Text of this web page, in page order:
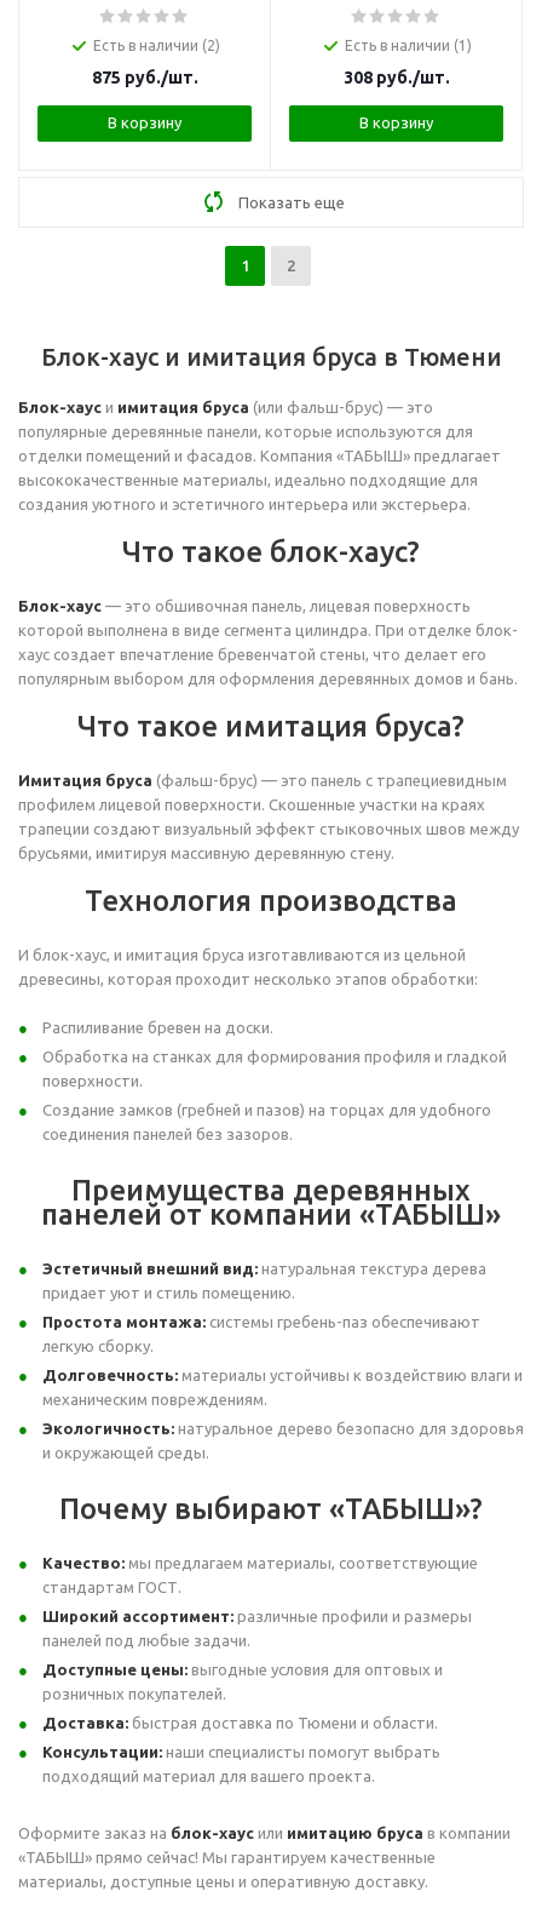
Есть в наличии (2)
875 руб./шт.
В корзину
Есть в наличии (1)
308руб./шт.
В корзину
Показать еще
1 2
Блок-хаус и имитация бруса в Тюмени
Блок-хаус и имитация бруса (или фальш-брус) — это
популярные деревянные панели, которые используются для
отделки помещений и фасадов. Компания «ТАБЫШ» предлагает
высококачественные материалы, идеально подходящие для
создания уютного и эстетичного интерьера или экстерьера.
Что такое блок-хаус?
Блок-хаус — это обшивочная панель, лицевая поверхность
которой выполнена в виде сегмента цилиндра. При отделке блок-
хаус создает впечатление бревенчатой стены, что делает его
популярным выбором для оформления деревянных домов и бань.
Что такое имитация бруса?
Имитация бруса (фальш-брус) — это панель с трапециевидным
профилем лицевой поверхности. Скошенные участки на краях
трапеции создают визуальный эффект стыковочных швов между
брусьями, имитируя массивную деревянную стену.
Технология производства
И блок-хаус, и имитация бруса изготавливаются из цельной
древесины, которая проходит несколько этапов обработки:
Распиливание бревен на доски.
Обработка на станках для формирования профиля и гладкой
поверхности.
Создание замков (гребней и пазов) на торцах для удобного
соединения панелей без зазоров.
Преимущества деревянных
панелей от компании «ТАБЫШ»
Эстетичный внешний вид: натуральная текстура дерева
придает уют и стиль помещению.
Простота монтажа: системы гребень-паз обеспечивают
легкую сборку.
Долговечность: материалы устойчивы к воздействию влаги и
механическим повреждениям.
Экологичность: натуральное дерево безопасно для здоровья
и окружающей среды.
Почему выбирают «ТАБЫШ»?
Качество: мы предлагаем материалы, соответствующие
стандартам ГОСТ.
Широкий ассортимент: различные профили и размеры
панелей под любые задачи.
Доступные цены: выгодные условия для оптовых и
розничных покупателей.
Доставка: быстрая доставка по Тюмени и области.
Консультации: наши специалисты помогут выбрать
подходящий материал для вашего проекта.
Оформите заказ на блок-хаус или имитацию бруса в компании
«ТАБЫШ» прямо сейчас! Мы гарантируем качественные
материалы, доступные цены и оперативную доставку.